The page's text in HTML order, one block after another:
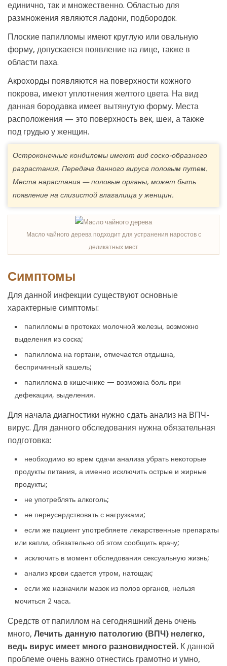
единично, так и множественно. Областью для
размножения являются ладони, подбородок.
Плоские папилломы имеют круглую или овальную
форму, допускается появление на лице, также в
области паха.
Акрохорды появляются на поверхности кожного
покрова, имеют уплотнения желтого цвета. На вид
данная бородавка имеет вытянутую форму. Места
расположения — это поверхность век, шеи, а также
под грудью у женщин.
Остроконечные кондиломы имеют вид соско-образного
разрастания. Передача данного вируса половым путем.
Места нарастания — половые органы, может быть
появление на слизистой влагалища у женщин.
Масло чайного дерева подходит для устранения наростов с
деликатных мест
Симптомы
Для данной инфекции существуют основные
характерные симптомы:
папилломы в протоках молочной железы, возможно
выделения из соска;
папиллома на гортани, отмечается отдышка,
беспричинный кашель;
папиллома в кишечнике — возможна боль при
дефекации, выделения.
Для начала диагностики нужно сдать анализ на ВПЧ-
вирус. Для данного обследования нужна обязательная
подготовка:
необходимо во врем сдачи анализа убрать некоторые
продукты питания, а именно исключить острые и жирные
продукты;
не употреблять алкоголь;
не переусердствовать с нагрузками;
если же пациент употребляете лекарственные препараты
или капли, обязательно об этом сообщить врачу;
исключить в момент обследования сексуальную жизнь;
анализ крови сдается утром, натощак;
если же назначили мазок из полов органов, нельзя
мочиться 2 часа.
Средств от папиллом на сегодняшний день очень
много, Лечить данную патологию (ВПЧ) нелегко,
ведь вирус имеет много разновидностей. К данной
проблеме очень важно отнестись грамотно и умно,